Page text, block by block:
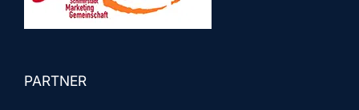
PARTNER